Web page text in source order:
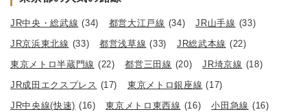
JR中央・総武線 (34) 都営大江戸線 (34) JR山手線 (33)
JR京浜東北線 (33) 都営浅草線 (33) JR総武本線 (22)
東京メトロ半蔵門線 (22) 都営三田線 (20) JR埼京線 (18)
JR成田エクスプレス (17) 東京メトロ銀座線 (17)
JR中央線(快速) (16) 東京メトロ東西線 (16) 小田急線 (16)